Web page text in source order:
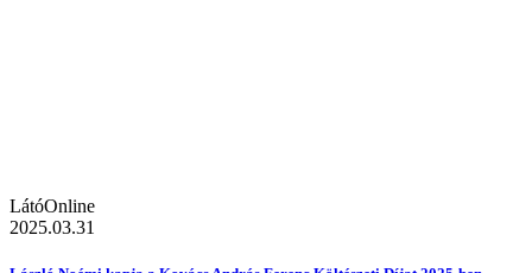
LátóOnline
2025.03.31